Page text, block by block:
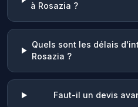
à Rosazia ?
Quels sont les délais
Rosazia ?
Faut-il un devis